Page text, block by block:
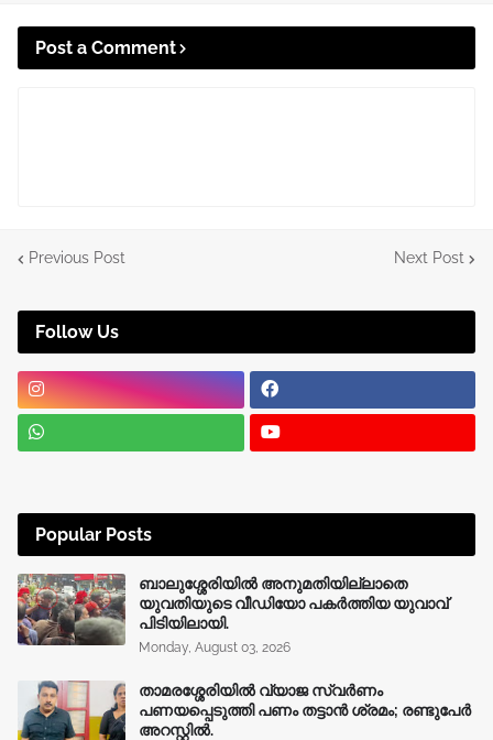
Post a Comment
Previous Post Next Post
Follow Us
Popular Posts
ബാലുശ്ശേരിയിൽ അനുമതിയില്ലാതെ
യുവതിയുടെ വീഡിയോ പകർത്തിയ യുവാവ്
പിടിയിലായി.
Monday, August 03, 2026
താമരശ്ശേരിയിൽ വ്യാജ സ്വർണം
പണയപ്പെടുത്തി പണം തട്ടാൻ ശ്രമം; രണ്ടുപേർ
അറസ്റ്റിൽ.